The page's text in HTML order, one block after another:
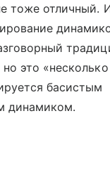
тоже отличный.
это
басистым
динамиком.